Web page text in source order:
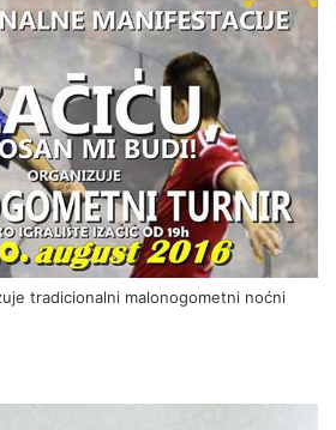
tradicionalni malonogometni noćni